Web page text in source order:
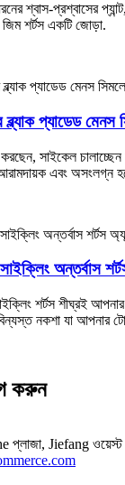
শ্বাস-প্রশ্বাসের প্যান্ট,
শর্টস একটি জোড়া.
ব্ল্যাক প্যাডেড মেনস
সাইকেল
এবং অসংলগ্ন
অন্তর্বাস
শর্টস শীঘ্রই আপনার
নকশা যা আপনার
করুন
প্লাজা, Jiefang